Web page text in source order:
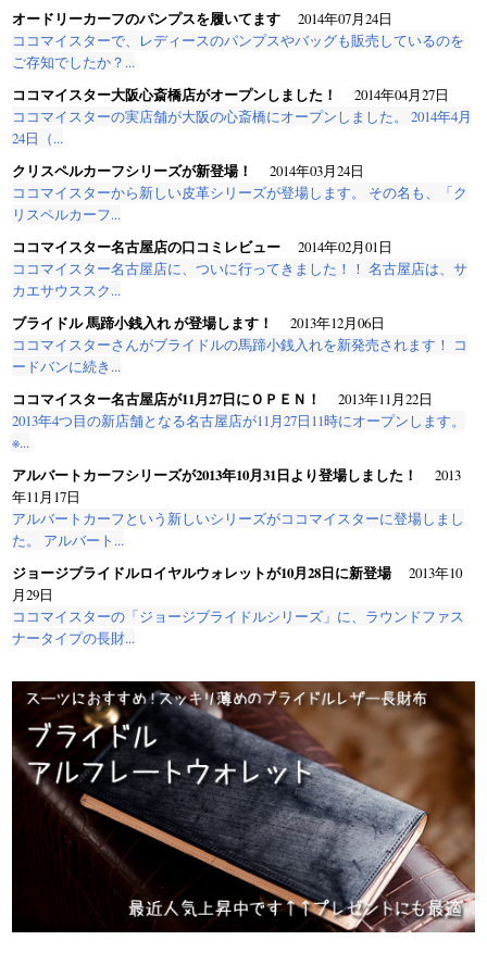
オードリーカーフのパンプスを履いてます 2014年07月24日
ココマイスターで、レディースのパンプスやバッグも販売しているのを
ご存知でしたか？...
ココマイスター大阪心斎橋店がオープンしました！
2014年04月27日
ココマイスターの実店舗が大阪の心斎橋にオープンしました。 2014年4月
24日（...
クリスペルカーフシリーズが新登場！
2014年03月24日
ココマイスターから新しい皮革シリーズが登場します。 その名も、「ク
リスペルカーフ...
ココマイスター名古屋店の口コミレビュー 2014年02月01日
ココマイスター名古屋店に、ついに行ってきました！！ 名古屋店は、サ
カエサウススク...
ブライドル 馬蹄小銭入れ が登場します！
2013年12月06日
ココマイスターさんがブライドルの馬蹄小銭入れを新発売されます！ コ
ードバンに続き...
ココマイスター名古屋店が11月27日にＯＰＥＮ！
2013年11月22日
2013年4つ目の新店舗となる名古屋店が11月27日11時にオープンします。
※...
アルバートカーフシリーズが2013年10月31日より登場しました！
2013
年11月17日
アルバートカーフという新しいシリーズがココマイスターに登場しまし
た。 アルバート...
ジョージブライドルロイヤルウォレットが10月28日に新登場2013年10
月29日
ココマイスターの「ジョージブライドルシリーズ」に、ラウンドファス
ナータイプの長財...